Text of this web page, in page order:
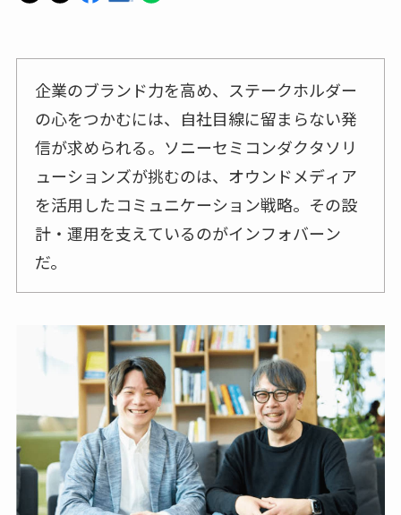
企業のブランド力を高め、ステークホルダー
の心をつかむには、自社目線に留まらない発
信が求められる。ソニーセミコンダクタソリ
ューションズが挑むのは、オウンドメディア
を活用したコミュニケーション戦略。その設
計・運用を支えているのがインフォバーン
だ。